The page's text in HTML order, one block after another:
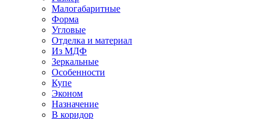
Малогабаритные
Форма
Угловые
Отделка и материал
Из МДФ
Зеркальные
Особенности
Купе
Эконом
Назначение
В коридор